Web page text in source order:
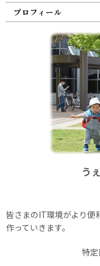
プロフィール
う
皆さまのIT環境がより便
作っていきます。
特